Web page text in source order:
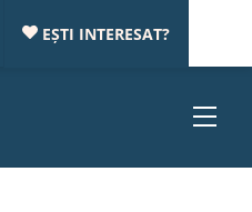
EȘTI INTERESAT?
Menu